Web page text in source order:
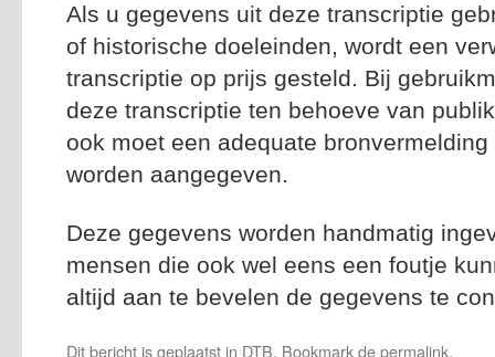
Als u gegevens uit deze transcriptie
of historische doeleinden, wordt een
transcriptie op prijs gesteld. Bij
deze transcriptie ten behoeve van
ook moet een adequate
worden aangegeven.
Deze gegevens worden handmatig
mensen die ook wel eens een foutje
altijd aan te bevelen de gegevens te
Dit bericht is geplaatst in DTB. Bookmark depermalink.